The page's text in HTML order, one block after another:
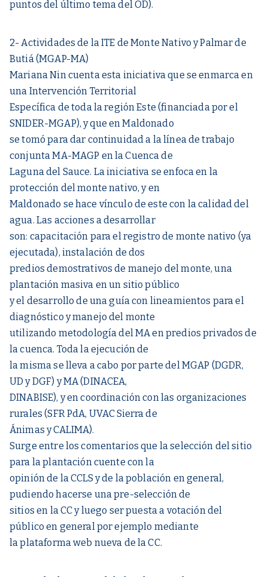
puntos del último tema del OD).
2- Actividades de la ITE de Monte Nativo y Palmar de
Butiá (MGAP-MA)
Mariana Nin cuenta esta iniciativa que se enmarca en
una Intervención Territorial
Específica de toda la región Este (financiada por el
SNIDER-MGAP), y que en Maldonado
se tomó para dar continuidad a la línea de trabajo
conjunta MA-MAGP en la Cuenca de
Laguna del Sauce. La iniciativa se enfoca en la
protección del monte nativo, y en
Maldonado se hace vínculo de este con la calidad del
agua. Las acciones a desarrollar
son: capacitación para el registro de monte nativo (ya
ejecutada), instalación de dos
predios demostrativos de manejo del monte, una
plantación masiva en un sitio público
y el desarrollo de una guía con lineamientos para el
diagnóstico y manejo del monte
utilizando metodología del MA en predios privados de
la cuenca. Toda la ejecución de
la misma se lleva a cabo por parte del MGAP (DGDR,
UD y DGF) y MA (DINACEA,
DINABISE), y en coordinación con las organizaciones
rurales (SFR PdA, UVAC Sierra de
Ánimas y CALIMA).
Surge entre los comentarios que la selección del sitio
para la plantación cuente con la
opinión de la CCLS y de la población en general,
pudiendo hacerse una pre-selección de
sitios en la CC y luego ser puesta a votación del
público en general por ejemplo mediante
la plataforma web nueva de la CC.